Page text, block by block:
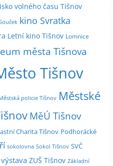
volného času Tišnov
kino Svratka
Letní kino Tišnov Lomnice
města Tišnova
Tišnov
policie Tišnov Městské
MěÚ Tišnov
Charita Tišnov Podhorácké
sokolovna Sokol Tišnov SVČ
výstava ZUŠ Tišnov Základní